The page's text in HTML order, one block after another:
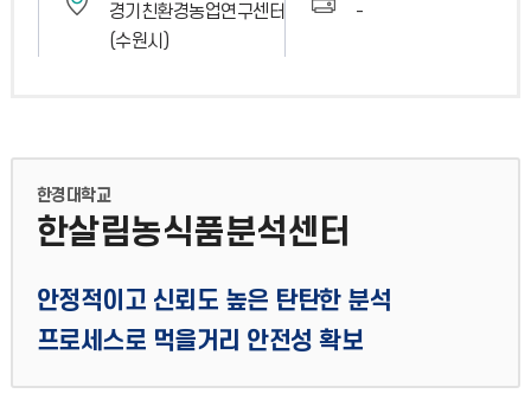
경기친환경농업연구센터
(수원시)
-
한경대학교
한살림농식품분석센터
안정적이고 신뢰도 높은 탄탄한 분석
프로세스로 먹을거리 안전성 확보